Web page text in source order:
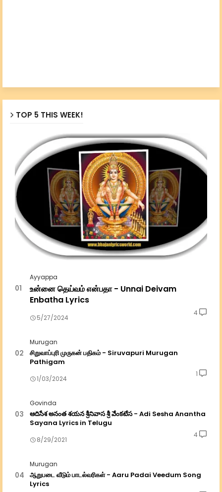
TOP 5 THIS WEEK!
Ayyappa
உன்னை தெய்வம் என்பதா - Unnai Deivam
Enbatha Lyrics
5/27/2024
4
Murugan
சிறுவாப்புரி முருகன் பதிகம் - Siruvapuri Murugan
Pathigam
1/03/2024
1
Govinda
ఆదిసేశ అనంత శయన శ్రీనివాస శ్రీ వేంకటేస - Adi Sesha Anantha
Sayana Lyrics in Telugu
8/29/2021
4
Murugan
ஆறுபடை வீடும் பாடல்வரிகள் - Aaru Padai Veedum Song
Lyrics